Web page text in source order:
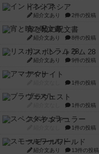
インドネシア
紹介文あり 2件の投稿
宵と暁の呪文書
紹介文あり 8件の投稿
リスボン・トラム 28
紹介文あり 9件の投稿
アマナイト
1件の投稿
ブラヴェスト
1件の投稿
スペクタキュラー
1件の投稿
スモールワールド
紹介文あり 13件の投稿